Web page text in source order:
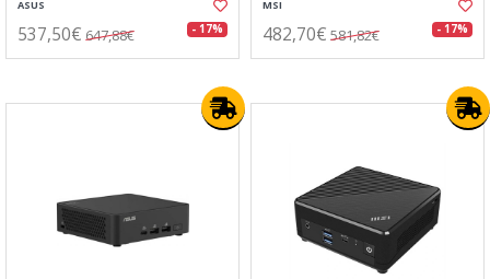
ASUS
537,50€ 647,88€ - 17%
MSI
482,70€ 581,82€ - 17%